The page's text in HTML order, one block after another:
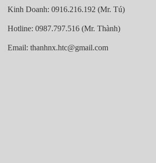
Kinh Doanh: 0916.216.192 (Mr. Tú)
Hotline: 0987.797.516 (Mr. Thành)
Email: thanhnx.htc@gmail.com